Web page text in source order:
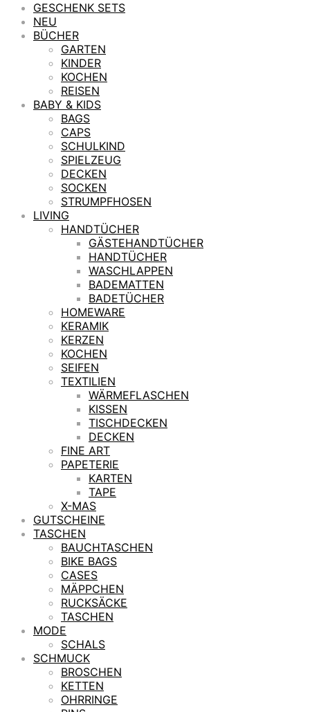
GESCHENK SETS
NEU
BÜCHER
GARTEN
KINDER
KOCHEN
REISEN
BABY & KIDS
BAGS
CAPS
SCHULKIND
SPIELZEUG
DECKEN
SOCKEN
STRUMPFHOSEN
LIVING
HANDTÜCHER
GÄSTEHANDTÜCHER
HANDTÜCHER
WASCHLAPPEN
BADEMATTEN
BADETÜCHER
HOMEWARE
KERAMIK
KERZEN
KOCHEN
SEIFEN
TEXTILIEN
WÄRMEFLASCHEN
KISSEN
TISCHDECKEN
DECKEN
FINE ART
PAPETERIE
KARTEN
TAPE
X-MAS
GUTSCHEINE
TASCHEN
BAUCHTASCHEN
BIKE BAGS
CASES
MÄPPCHEN
RUCKSÄCKE
TASCHEN
MODE
SCHALS
SCHMUCK
BROSCHEN
KETTEN
OHRRINGE